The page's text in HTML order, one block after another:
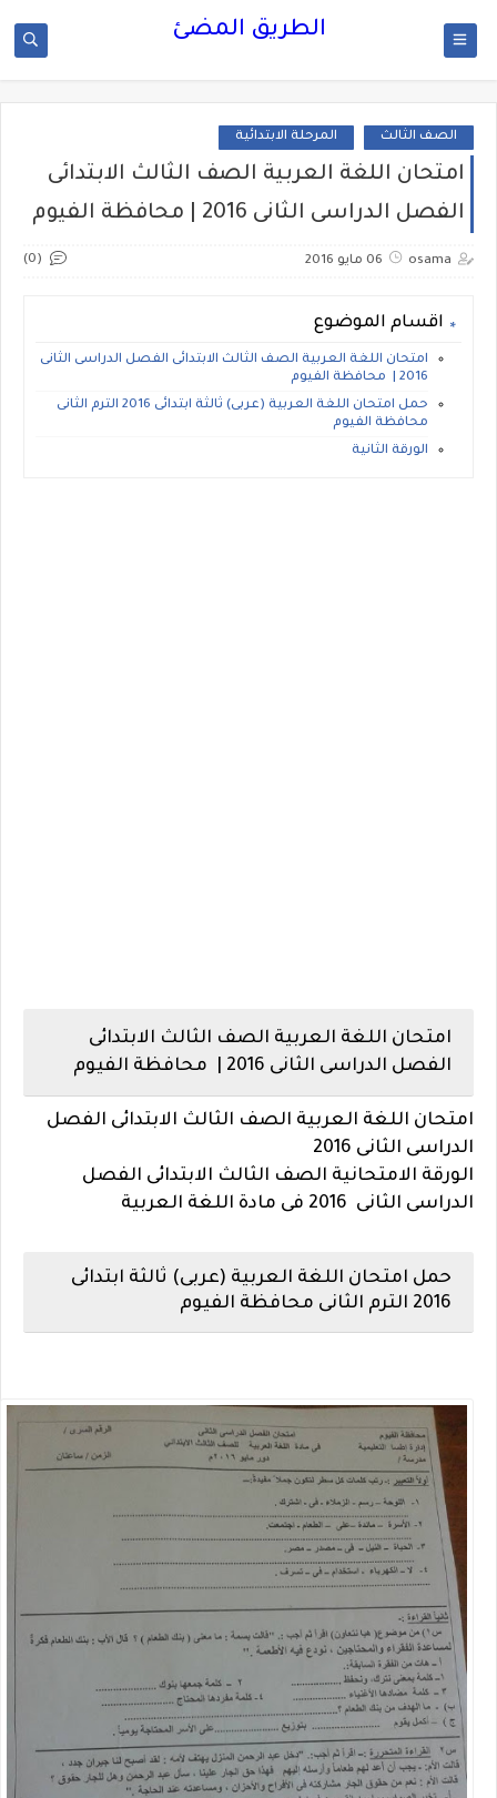
الطريق المضئ
الصف الثالث المرحلة الابتدائية
امتحان اللغة العربية الصف الثالث الابتدائى
الفصل الدراسى الثانى 2016 | محافظة الفيوم
osama 06 مايو 2016 (0)
اقسام الموضوع
امتحان اللغة العربية الصف الثالث الابتدائى الفصل الدراسى الثانى
2016 | محافظة الفيوم
حمل امتحان اللغة العربية (عربى) ثالثة ابتدائى 2016 الترم الثانى
محافظة الفيوم
الورقة الثانية
امتحان اللغة العربية الصف الثالث الابتدائى
الفصل الدراسى الثانى 2016 | محافظة الفيوم
امتحان اللغة العربية الصف الثالث الابتدائى الفصل
الدراسى الثانى 2016
الورقة الامتحانية الصف الثالث الابتدائى الفصل
الدراسى الثانى 2016 فى مادة اللغة العربية
حمل امتحان اللغة العربية (عربى) ثالثة ابتدائى
2016 الترم الثانى محافظة الفيوم